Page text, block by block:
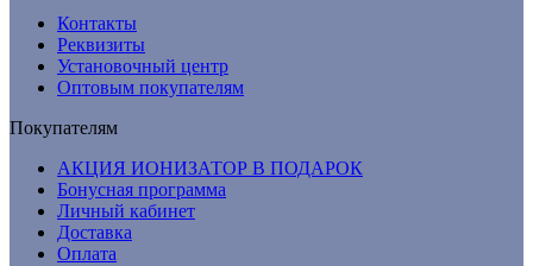
Контакты
Реквизиты
Установочный центр
Оптовым покупателям
Покупателям
АКЦИЯ ИОНИЗАТОР В ПОДАРОК
Бонусная программа
Личный кабинет
Доставка
Оплата